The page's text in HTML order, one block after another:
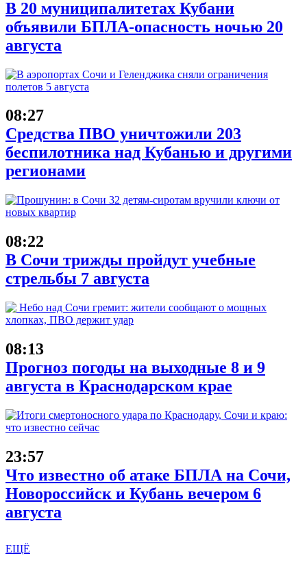
В 20 муниципалитетах Кубани
объявили БПЛА-опасность ночью 20
августа
08:27
Средства ПВО уничтожили 203
беспилотника над Кубанью и другими
регионами
08:22
В Сочи трижды пройдут учебные
стрельбы 7 августа
08:13
Прогноз погоды на выходные 8 и 9
августа в Краснодарском крае
23:57
Что известно об атаке БПЛА на Сочи,
Новороссийск и Кубань вечером 6
августа
ЕЩЁ